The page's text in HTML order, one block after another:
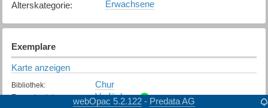
Alterskategorie: Erwachsene
Exemplare
Karte anzeigen
Bibliothek: Chur
Exemplarstatus: Verfügbar
webOpac 5.2.122 - Predata AG